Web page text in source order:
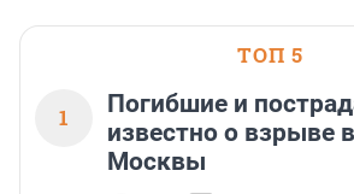
ТОП 5
1
Погибшие и
известно о взрыве
Москвы